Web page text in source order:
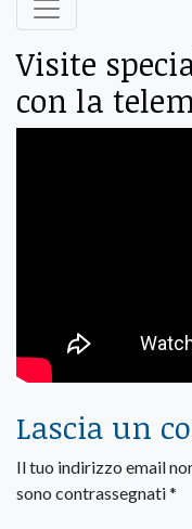
Visite
con la
Lascia un
Il tuo indirizzo email
sono contrassegnati*